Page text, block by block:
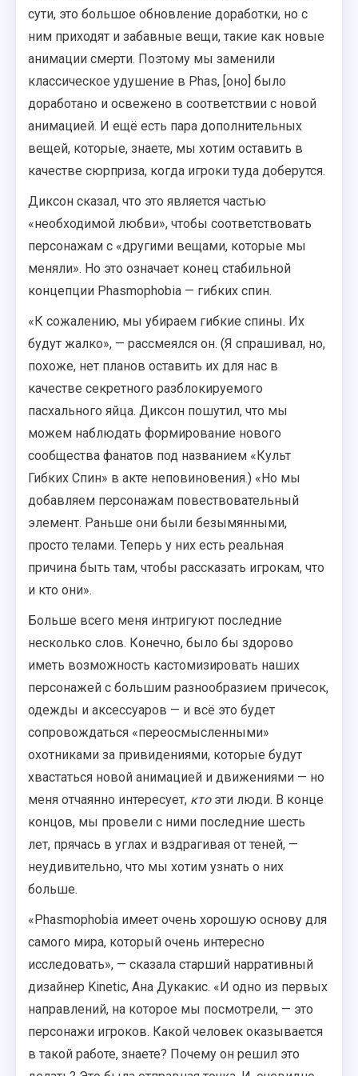
сути, это большое обновление доработки, но с
ним приходят и забавные вещи, такие как новые
анимации смерти. Поэтому мы заменили
классическое удушение в Phas, [оно] было
доработано и освежено в соответствии с новой
анимацией. И ещё есть пара дополнительных
вещей, которые, знаете, мы хотим оставить в
качестве сюрприза, когда игроки туда доберутся.
Диксон сказал, что это является частью
«необходимой любви», чтобы соответствовать
персонажам с «другими вещами, которые мы
меняли». Но это означает конец стабильной
концепции Phasmophobia — гибких спин.
«К сожалению, мы убираем гибкие спины. Их
будут жалко», — рассмеялся он. (Я спрашивал, но,
похоже, нет планов оставить их для нас в
качестве секретного разблокируемого
пасхального яйца. Диксон пошутил, что мы
можем наблюдать формирование нового
сообщества фанатов под названием «Культ
Гибких Спин» в акте неповиновения.) «Но мы
добавляем персонажам повествовательный
элемент. Раньше они были безымянными,
просто телами. Теперь у них есть реальная
причина быть там, чтобы рассказать игрокам, что
и кто они».
Больше всего меня интригуют последние
несколько слов. Конечно, было бы здорово
иметь возможность кастомизировать наших
персонажей с большим разнообразием причесок,
одежды и аксессуаров — и всё это будет
сопровождаться «переосмысленными»
охотниками за привидениями, которые будут
хвастаться новой анимацией и движениями — но
меня отчаянно интересует, ктоэти люди. В конце
концов, мы провели с ними последние шесть
лет, прячась в углах и вздрагивая от теней, —
неудивительно, что мы хотим узнать о них
больше.
«Phasmophobia имеет очень хорошую основу для
самого мира, который очень интересно
исследовать», — сказала старший нарративный
дизайнер Kinetic, Ана Дукакис. «И одно из первых
направлений, на которое мы посмотрели, — это
персонажи игроков. Какой человек оказывается
в такой работе, знаете? Почему он решил это